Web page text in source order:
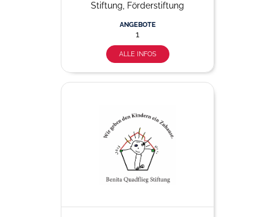
Stiftung, Förderstiftung
ANGEBOTE
1
ALLE INFOS